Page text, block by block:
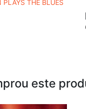
PLAYS THE BLUES
este